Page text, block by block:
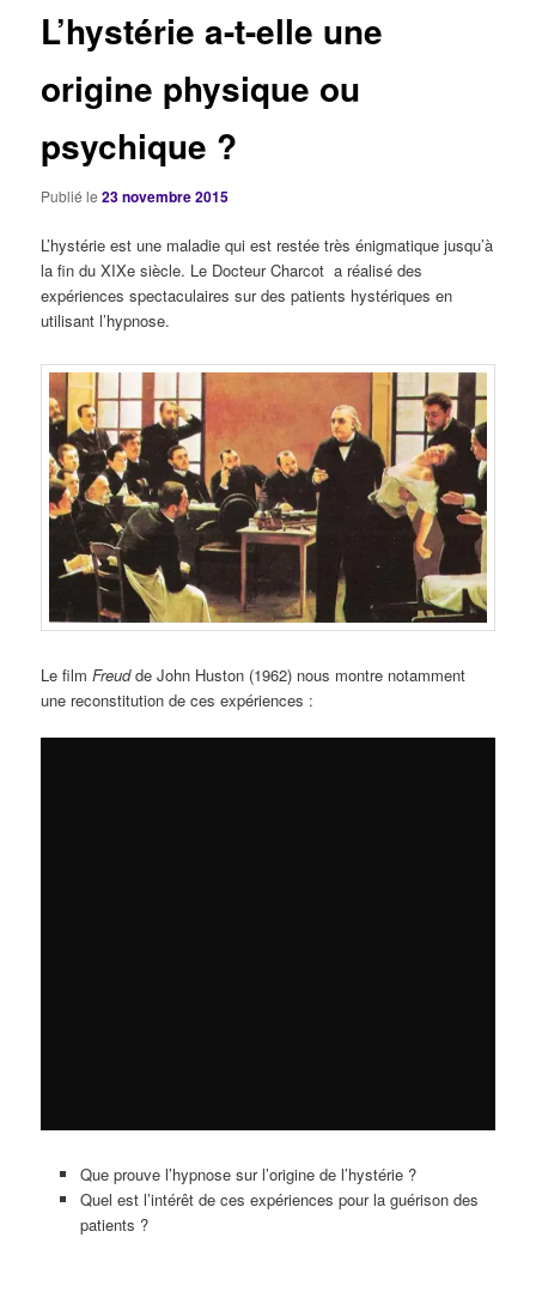
L’hystérie a-t-elle une
origine physique ou
psychique ?
Publié le23 novembre 2015
L’hystérie est une maladie qui est restée très énigmatique jusqu’à
la fin du XIXe siècle. Le Docteur Charcot a réalisé des
expériences spectaculaires sur des patients hystériques en
utilisant l’hypnose.
Le filmFreudde John Huston (1962) nous montre notamment
une reconstitution de ces expériences :
Que prouve l’hypnose sur l’origine de l’hystérie ?
Quel est l’intérêt de ces expériences pour la guérison des
patients ?